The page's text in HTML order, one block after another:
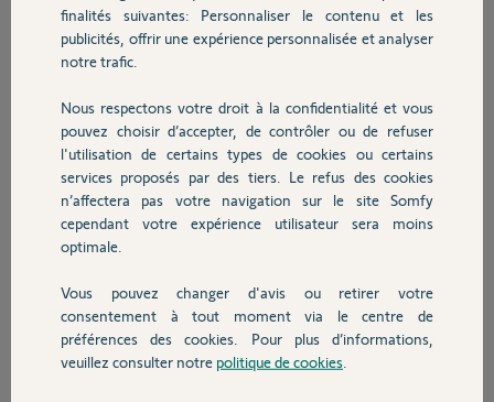
Domotique
Chauffage
Autres produits
Devis avec un pro
Contact
Réponses
A votre service......
Bonne journée
Anonyme il y a environ 2 ans
J'ai suivi vos liens.
Je ne comprends la réponse à ma demande.
finalités suivantes: Personnaliser le contenu et les
publicités, offrir une expérience personnalisée et analyser
notre trafic.
Nous respectons votre droit à la confidentialité et vous
pouvez choisir d’accepter, de contrôler ou de refuser
l'utilisation de certains types de cookies ou certains
services proposés par des tiers. Le refus des cookies
n’affectera pas votre navigation sur le site Somfy
cependant votre expérience utilisateur sera moins
optimale.
Vous pouvez changer d'avis ou retirer votre
consentement à tout moment via le centre de
préférences des cookies. Pour plus d’informations,
veuillez consulter notre politique de cookies